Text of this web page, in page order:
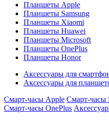
Планшеты Apple
Планшеты Samsung
Планшеты Xiaomi
Планшеты Huawei
Планшеты Microsoft
Планшеты OnePlus
Планшеты Honor
Аксессуары для
Аксессуары для
Смарт-часы Apple Смарт-часы
Смарт-часы OnePlus